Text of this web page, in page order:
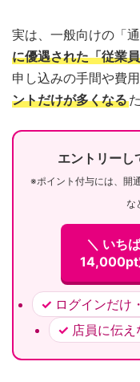
実は、一般向けの「
に優遇された「従業
申し込みの手間や費
ントだけが多くなる
エントリーし
※ポイント付与には、開
な
＼ いち
14,000pt
ログインだけ
店員に伝